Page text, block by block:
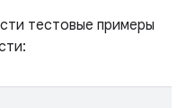
тестовые примеры